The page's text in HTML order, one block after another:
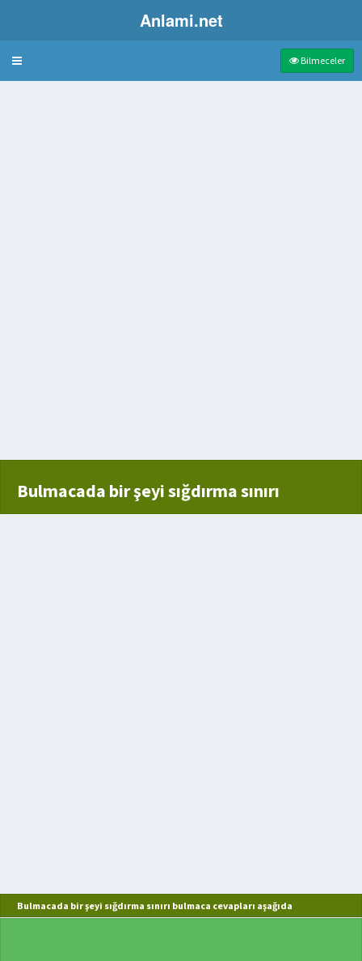
Anlami.net
Bulmaca Bilmeceler
Bulmacada bir şeyi sığdırma sınırı
Bulmacada bir şeyi sığdırma sınırı bulmaca cevapları aşağıda